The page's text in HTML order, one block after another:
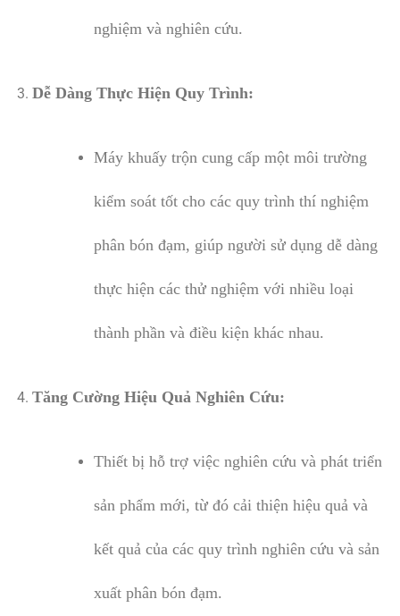
nghiệm và nghiên cứu.
Dễ Dàng Thực Hiện Quy Trình:
Máy khuấy trộn cung cấp một môi trường
kiểm soát tốt cho các quy trình thí nghiệm
phân bón đạm, giúp người sử dụng dễ dàng
thực hiện các thử nghiệm với nhiều loại
thành phần và điều kiện khác nhau.
Tăng Cường Hiệu Quả Nghiên Cứu:
Thiết bị hỗ trợ việc nghiên cứu và phát triển
sản phẩm mới, từ đó cải thiện hiệu quả và
kết quả của các quy trình nghiên cứu và sản
xuất phân bón đạm.